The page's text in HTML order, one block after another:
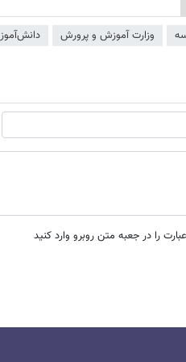
وزارت آموزش و پرورش دانش‌آموز
را در جعبه متن روبرو وارد کنید